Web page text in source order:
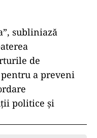
subliniază
de
a preveni
politice și